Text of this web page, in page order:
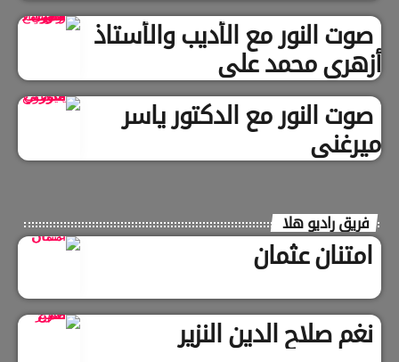
صوت النور مع الأديب والأستاذ
أزهري محمد علي
صوت النور مع الدكتور ياسر
ميرغني
فريق راديو هلا
امتنان عثمان
نغم صلاح الدين النزير